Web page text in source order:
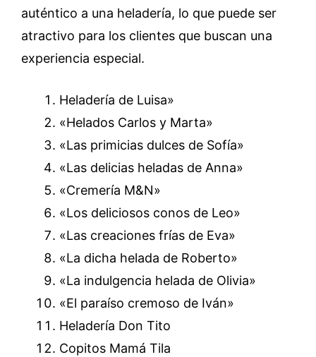
auténtico a una heladería, lo que puede ser
atractivo para los clientes que buscan una
experiencia especial.
Heladería de Luisa»
«Helados Carlos y Marta»
«Las primicias dulces de Sofía»
«Las delicias heladas de Anna»
«Cremería M&N»
«Los deliciosos conos de Leo»
«Las creaciones frías de Eva»
«La dicha helada de Roberto»
«La indulgencia helada de Olivia»
«El paraíso cremoso de Iván»
Heladería Don Tito
Copitos Mamá Tila